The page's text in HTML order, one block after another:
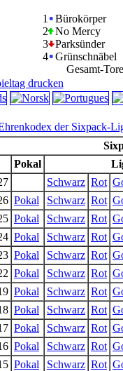
1
Bürokörper
2
No Mercy
3
Parksünder
4
Grünschnäbel
Gesamt-
drucken
der Sixpack-
Pokal
Schwarz Rot
Pokal Schwarz Rot
Pokal Schwarz Rot
Pokal Schwarz Rot
Pokal Schwarz Rot
Pokal Schwarz Rot
Pokal Schwarz Rot
Pokal Schwarz Rot
Pokal Schwarz Rot
Pokal Schwarz Rot
Pokal Schwarz Rot